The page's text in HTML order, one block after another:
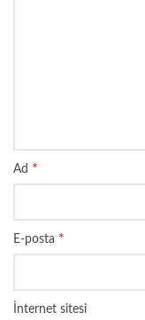
Ad *
E-posta *
İnternet sitesi